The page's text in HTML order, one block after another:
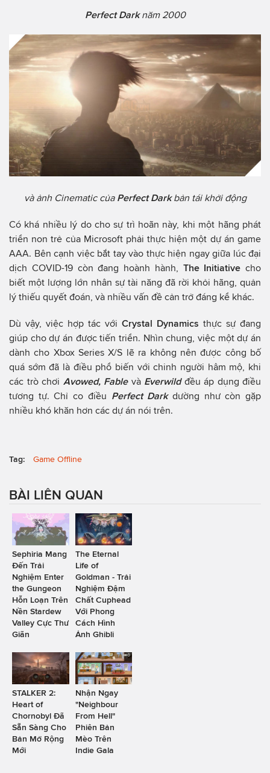
Perfect Darknăm 2000
và ảnh Cinematic của Perfect Darkbản tái khởi động
Có khá nhiều lý do cho sự trì hoãn này, khi một hãng phát
triển non trẻ của Microsoft phải thực hiện một dự án game
AAA. Bên cạnh việc bắt tay vào thực hiện ngay giữa lúc đại
dịch COVID-19 còn đang hoành hành, The Initiative cho
biết một lượng lớn nhân sự tài năng đã rời khỏi hãng, quản
lý thiếu quyết đoán, và nhiều vấn đề cản trở đáng kể khác.
Dù vậy, việc hợp tác với Crystal Dynamics thực sự đang
giúp cho dự án được tiến triển. Nhìn chung, việc một dự án
dành cho Xbox Series X/S lẽ ra không nên được công bố
quá sớm đã là điều phổ biến với chinh người hâm mộ, khi
các trò chơi Avowed, Fable và Everwildđều áp dụng điều
tương tự. Chỉ co điều Perfect Darkdường như còn gặp
nhiều khó khăn hơn các dự án nói trên.
Tag: Game Offline
BÀI LIÊN QUAN
Sephiria Mang
Đến Trải
Nghiệm Enter
the Gungeon
Hỗn Loạn Trên
Nền Stardew
Valley Cực Thư
Giãn
The Eternal
Life of
Goldman - Trải
Nghiệm Đậm
Chất Cuphead
Với Phong
Cách Hình
Ảnh Ghibli
STALKER 2:
Heart of
Chornobyl Đã
Sẵn Sàng Cho
Bản Mở Rộng
Mới
Nhận Ngay
"Neighbour
From Hell"
Phiên Bản
Mèo Trên
Indie Gala